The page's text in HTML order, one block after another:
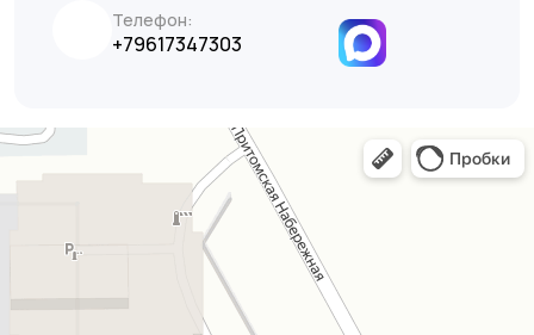
Телефон:
+79617347303